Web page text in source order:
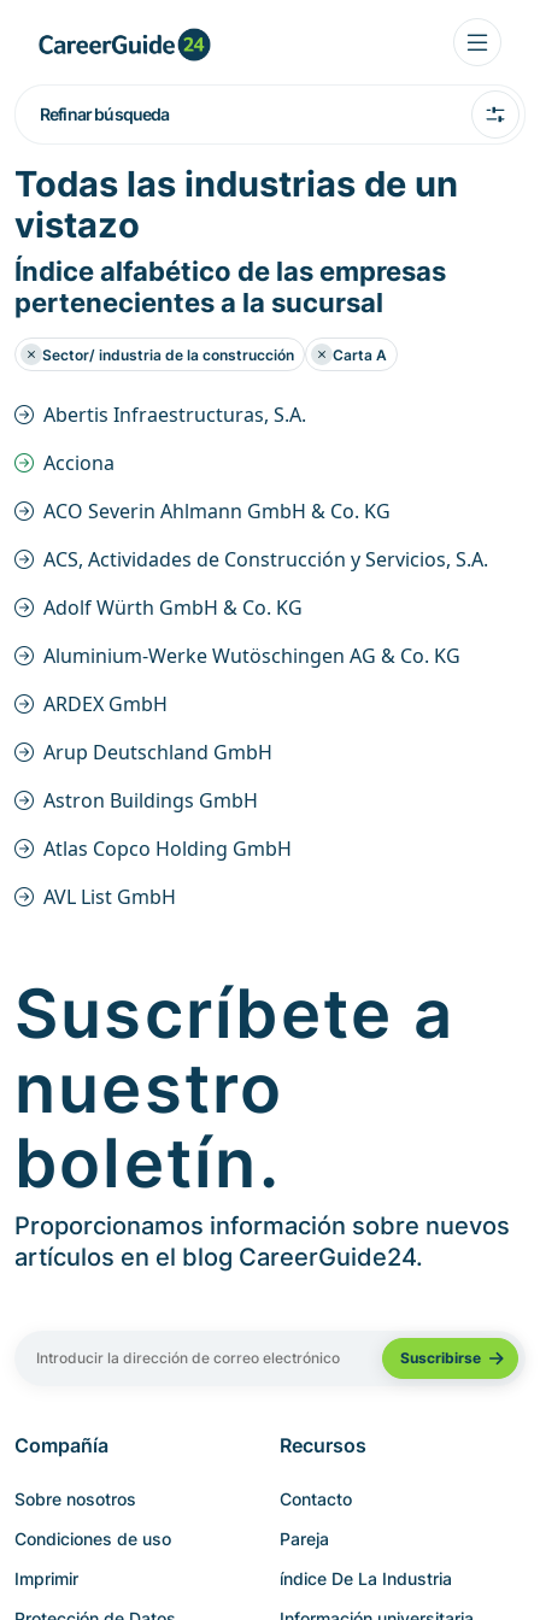
Refinar búsqueda
Todas las industrias de un
vistazo
Índice alfabético de las empresas
pertenecientes a la sucursal
Sector/ industria de la construcción Carta A
Abertis Infraestructuras, S.A.
Acciona
ACO Severin Ahlmann GmbH & Co. KG
ACS, Actividades de Construcción y Servicios, S.A.
Adolf Würth GmbH & Co. KG
Aluminium-Werke Wutöschingen AG & Co. KG
ARDEX GmbH
Arup Deutschland GmbH
Astron Buildings GmbH
Atlas Copco Holding GmbH
AVL List GmbH
Suscríbete a
nuestro
boletín.
Proporcionamos información sobre nuevos
artículos en el blog CareerGuide24.
Compañía
Sobre nosotros
Condiciones de uso
Imprimir
Recursos
Contacto
Pareja
índice De La Industria